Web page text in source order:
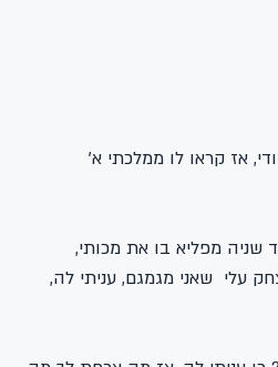
אז קראו לו ממלכתי א'
שניה מפליא בו את מכותי,
עלי  שאני מגמגם, עניתי לה,